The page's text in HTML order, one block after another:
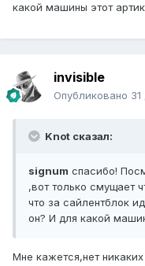
какой машины этот
invisible
Опубликовано
Knot сказал:
signum спасибо!
,вот только смущает
что за сайлентблок
он? И для какой
Мне кажется,нет